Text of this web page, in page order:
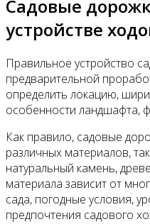
Садовые
устройстве
Правильное устройство
предварительной
определить локацию,
особенности ландшафта,
Как правило, садовые
различных материалов,
натуральный камень,
материала зависит от
сада, погодные условия,
предпочтения садового